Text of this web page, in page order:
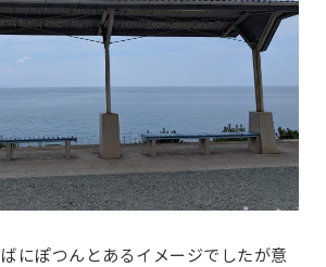
にぽつんとあるイメージでしたが意